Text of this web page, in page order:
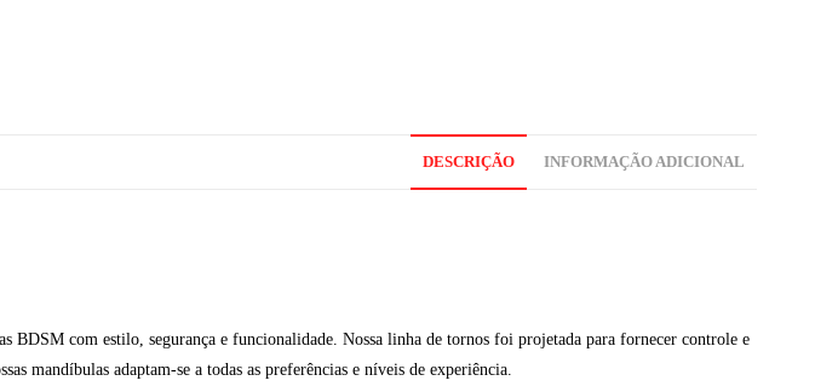
DESCRIÇÃO INFORMAÇÃO ADICIONAL
BDSM com estilo, segurança e funcionalidade. Nossa linha de tornos foi projetada para fornecer controle e
mandíbulas adaptam-se a todas as preferências e níveis de experiência.